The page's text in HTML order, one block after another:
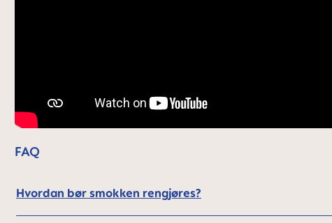
FAQ
Hvordan bør smokken rengjøres?